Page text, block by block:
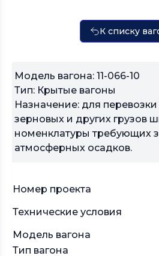
К списку
Модель вагона: 11-066-10
Тип: Крытые вагоны
Назначение: для
зерновых и других грузов
номенклатуры требующих
атмосферных осадков.
Номер проекта
Технические условия
Модель вагона
Тип вагона